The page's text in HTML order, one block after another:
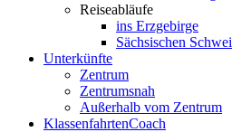
Reiseabläufe
ins Erzgebirge
Sächsischen
Unterkünfte
Zentrum
Zentrumsnah
Außerhalb vom Zentrum
KlassenfahrtenCoach